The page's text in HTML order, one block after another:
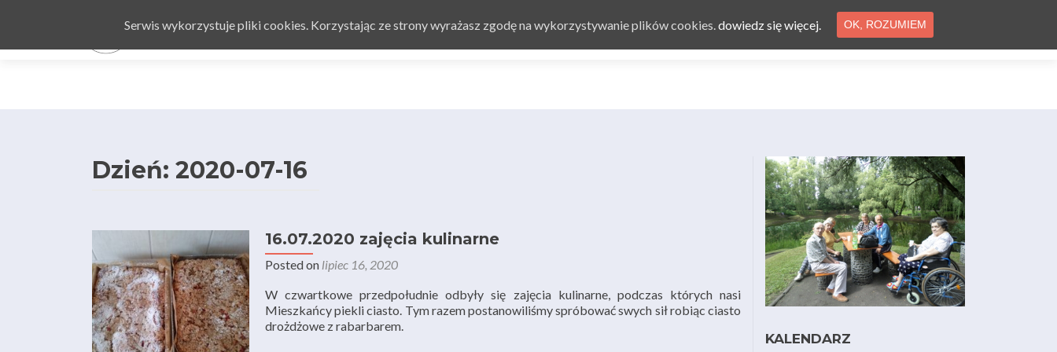
Strona główna
O nas Oferta Aktualności Ogłoszenia
Dzień: 2020-07-16
16.07.2020 zajęcia kulinarne
Posted on lipiec 16, 2020
W czwartkowe przedpołudnie odbyły się zajęcia kulinarne, podczas których nasi
Mieszkańcy piekli ciasto. Tym razem postanowiliśmy spróbować swych sił robiąc ciasto
drożdżowe z rabarbarem.
KALENDARZ
Serwis wykorzystuje pliki cookies. Korzystając ze strony wyrażasz zgodę na wykorzystywanie plików cookies. dowiedz się więcej. OK, ROZUMIEM